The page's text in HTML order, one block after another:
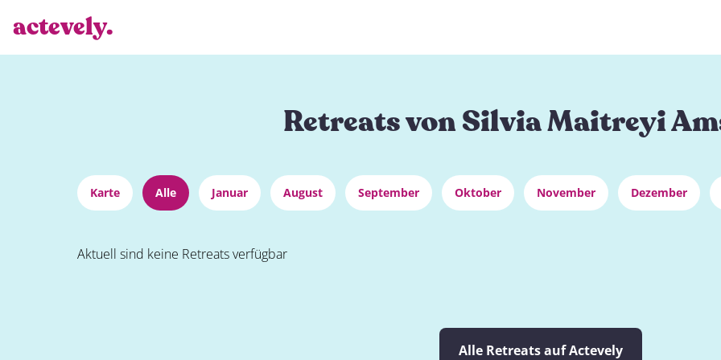
actevely.
Retreats von Silvia Maitreyi
Karte Alle Januar August September Oktober November Dezember
Aktuell sind keine Retreats verfügbar
Alle Retreats auf Actevely